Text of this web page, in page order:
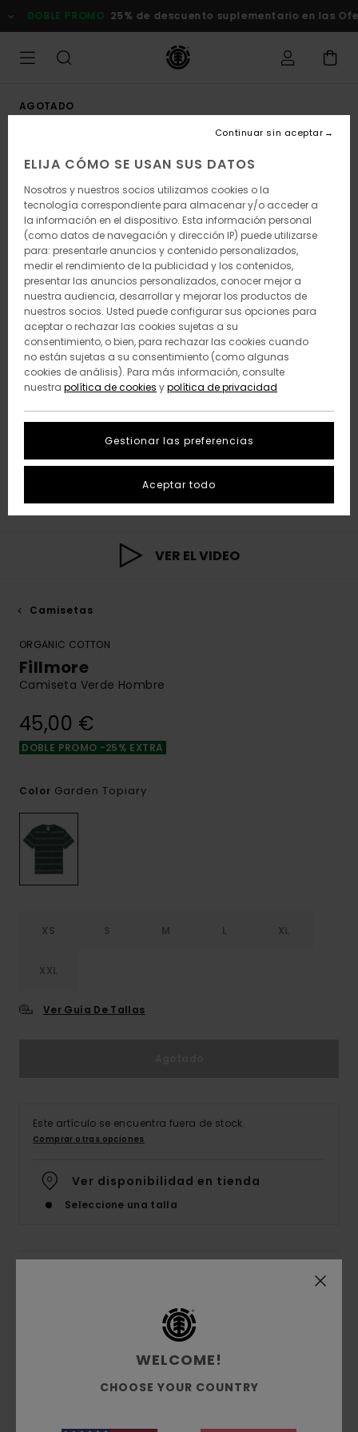
la
DOBLE PROMO 25% de descuento suplementario en las
AGOTADO
VER EL VIDEO
Camisetas
ORGANIC COTTON
Fillmore
Camiseta Verde Hombre
45,00 €
DOBLE PROMO -25% EXTRA
Color Garden Topiary
XS S M L XL
XXL
Ver Guía De Tallas
Este artículo se encuentra fuera de stock.
Comprar otras opciones
Ver disponibilidad en tienda
Seleccione una talla
Camiseta Verde Hombre
Código de color
Características
Tejido:jacquard de algodón orgánico [180
WELCOME!
CHOOSE YOUR COUNTRY
ELIJA CÓMO SE USAN SUS DATOS
Nosotros y nuestros socios utilizamos cookies o la
tecnología correspondiente para almacenar y/o acceder a
la información en el dispositivo. Esta información personal
(como datos de navegación y dirección IP) puede utilizarse
para: presentarle anuncios y contenido personalizados,
medir el rendimiento de la publicidad y los contenidos,
presentar las anuncios personalizados, conocer mejor a
nuestra audiencia, desarrollar y mejorar los productos de
nuestros socios. Usted puede configurar sus opciones para
aceptar o rechazar las cookies sujetas a su
consentimiento, o bien, para rechazar las cookies cuando
no están sujetas a su consentimiento (como algunas
cookies de análisis). Para más información, consulte
nuestra política de cookies ypolítica de privacidad
Gestionar las preferencias
Continuar sin aceptar
Aceptar todo